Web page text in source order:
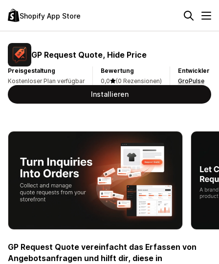
Shopify App Store
GP Request Quote, Hide Price
Preisgestaltung
Kostenloser Plan verfügbar
Bewertung
0,0
(0 Rezensionen)
Entwickler
GroPulse
Installieren
GP Request Quote vereinfacht das Erfassen von
Angebotsanfragen und hilft dir, diese in